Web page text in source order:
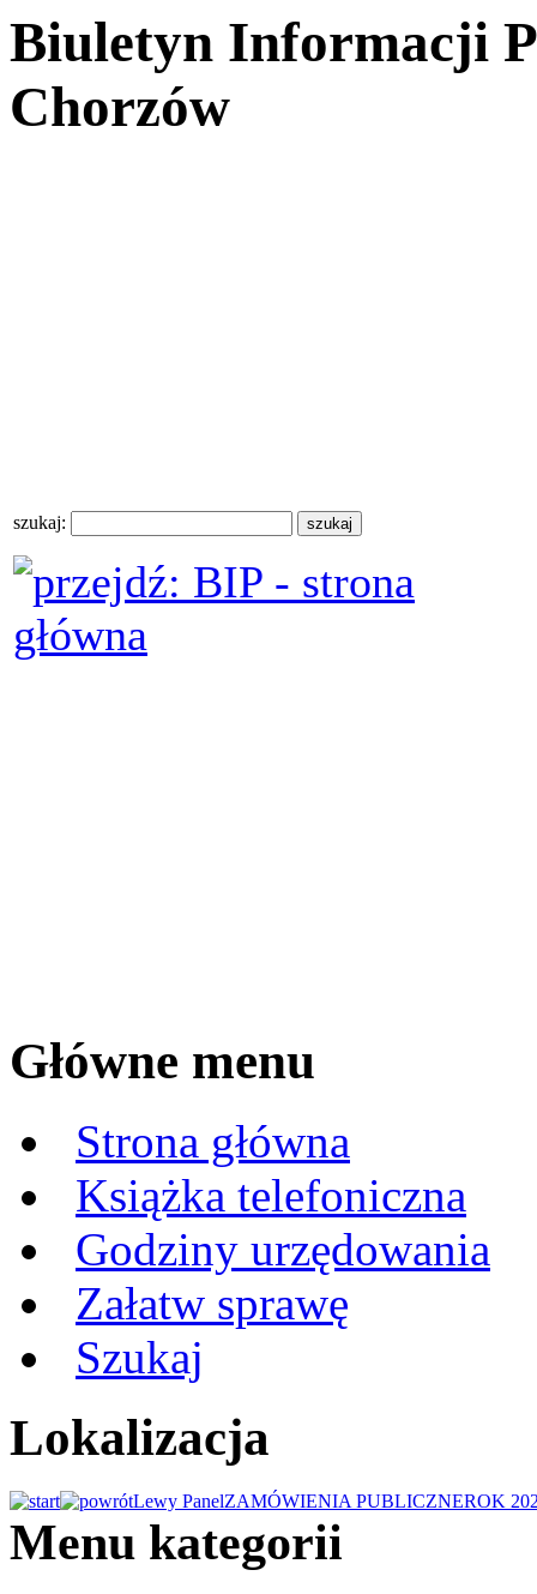
Biuletyn Informacji
Chorzów
szukaj:
Główne menu
Strona główna
Książka telefoniczna
Godziny urzędowania
Załatw sprawę
Szukaj
Lokalizacja
Lewy PanelZAMÓWIENIA PUBLICZNEROK
Menu kategorii